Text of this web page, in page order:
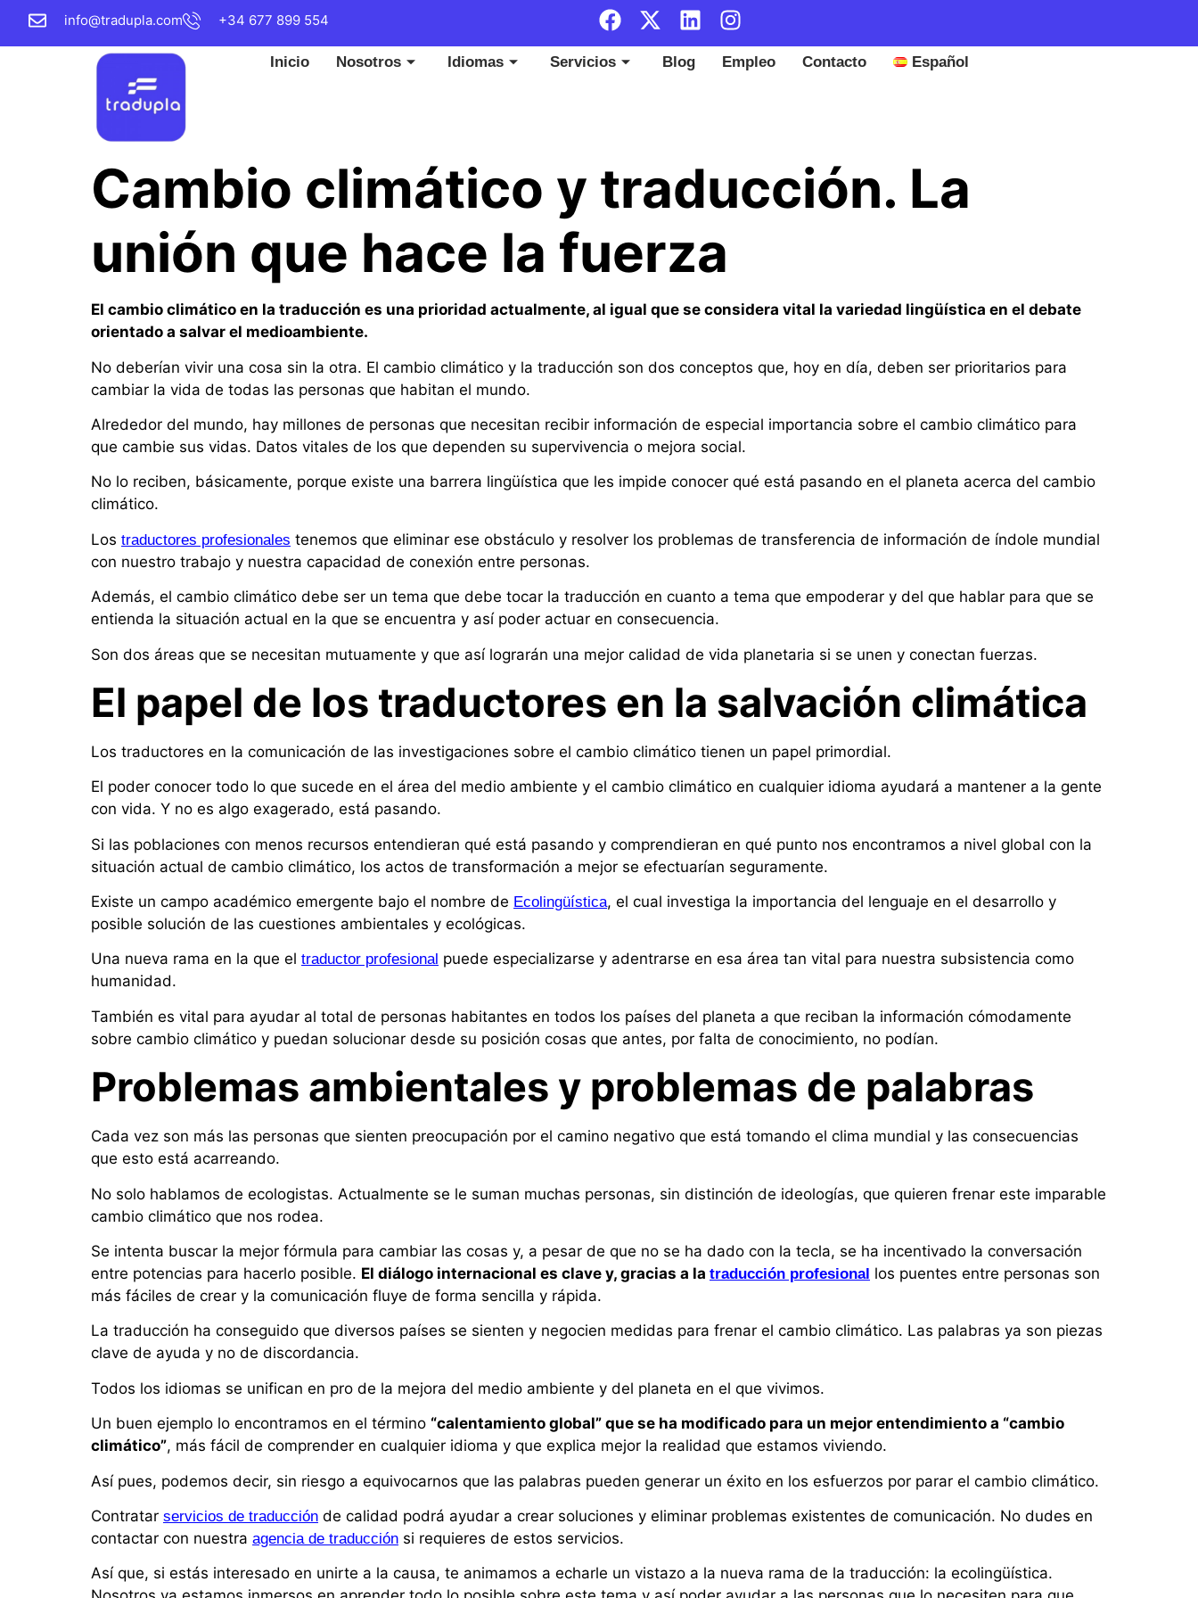
info@tradupla.com +34 677 899 554
Inicio Nosotros Idiomas Servicios Blog Empleo Contacto Español
Cambio climático y traducción. La
unión que hace la fuerza
El cambio climático en la traducción es una prioridad actualmente, al igual que se considera vital la variedad lingüística en el debate
orientado a salvar el medioambiente.
No deberían vivir una cosa sin la otra. El cambio climático y la traducción son dos conceptos que, hoy en día, deben ser prioritarios para
cambiar la vida de todas las personas que habitan el mundo.
Alrededor del mundo, hay millones de personas que necesitan recibir información de especial importancia sobre el cambio climático para
que cambie sus vidas. Datos vitales de los que dependen su supervivencia o mejora social.
No lo reciben, básicamente, porque existe una barrera lingüística que les impide conocer qué está pasando en el planeta acerca del cambio
climático.
Los traductores profesionales tenemos que eliminar ese obstáculo y resolver los problemas de transferencia de información de índole mundial
con nuestro trabajo y nuestra capacidad de conexión entre personas.
Además, el cambio climático debe ser un tema que debe tocar la traducción en cuanto a tema que empoderar y del que hablar para que se
entienda la situación actual en la que se encuentra y así poder actuar en consecuencia.
Son dos áreas que se necesitan mutuamente y que así lograrán una mejor calidad de vida planetaria si se unen y conectan fuerzas.
El papel de los traductores en la salvación climática
Los traductores en la comunicación de las investigaciones sobre el cambio climático tienen un papel primordial.
El poder conocer todo lo que sucede en el área del medio ambiente y el cambio climático en cualquier idioma ayudará a mantener a la gente
con vida. Y no es algo exagerado, está pasando.
Si las poblaciones con menos recursos entendieran qué está pasando y comprendieran en qué punto nos encontramos a nivel global con la
situación actual de cambio climático, los actos de transformación a mejor se efectuarían seguramente.
Existe un campo académico emergente bajo el nombre de Ecolingüística, el cual investiga la importancia del lenguaje en el desarrollo y
posible solución de las cuestiones ambientales y ecológicas.
Una nueva rama en la que el traductor profesional puede especializarse y adentrarse en esa área tan vital para nuestra subsistencia como
humanidad.
También es vital para ayudar al total de personas habitantes en todos los países del planeta a que reciban la información cómodamente
sobre cambio climático y puedan solucionar desde su posición cosas que antes, por falta de conocimiento, no podían.
Problemas ambientales y problemas de palabras
Cada vez son más las personas que sienten preocupación por el camino negativo que está tomando el clima mundial y las consecuencias
que esto está acarreando.
No solo hablamos de ecologistas. Actualmente se le suman muchas personas, sin distinción de ideologías, que quieren frenar este imparable
cambio climático que nos rodea.
Se intenta buscar la mejor fórmula para cambiar las cosas y, a pesar de que no se ha dado con la tecla, se ha incentivado la conversación
entre potencias para hacerlo posible. El diálogo internacional es clave y, gracias a la traducción profesional los puentes entre personas son
más fáciles de crear y la comunicación fluye de forma sencilla y rápida.
La traducción ha conseguido que diversos países se sienten y negocien medidas para frenar el cambio climático. Las palabras ya son piezas
clave de ayuda y no de discordancia.
Todos los idiomas se unifican en pro de la mejora del medio ambiente y del planeta en el que vivimos.
Un buen ejemplo lo encontramos en el término “calentamiento global” que se ha modificado para un mejor entendimiento a “cambio
climático”, más fácil de comprender en cualquier idioma y que explica mejor la realidad que estamos viviendo.
Así pues, podemos decir, sin riesgo a equivocarnos que las palabras pueden generar un éxito en los esfuerzos por parar el cambio climático.
Contratar servicios de traducción de calidad podrá ayudar a crear soluciones y eliminar problemas existentes de comunicación. No dudes en
contactar con nuestra agencia de traducción si requieres de estos servicios.
Así que, si estás interesado en unirte a la causa, te animamos a echarle un vistazo a la nueva rama de la traducción: la ecolingüística.